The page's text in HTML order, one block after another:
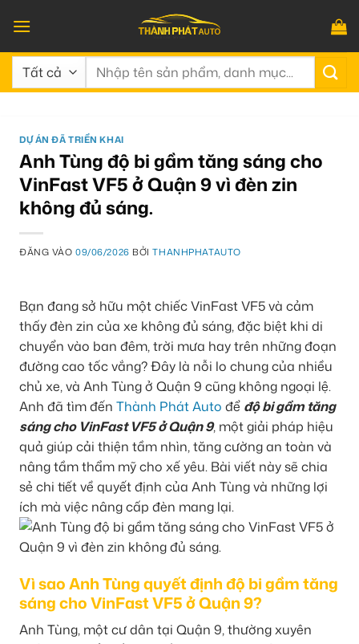
qua
nội
dung
Tìm
DỰ ÁN ĐÃ TRIỂN KHAI
Anh Tùng độ bi gầm tăng sáng cho
VinFast VF5 ở Quận 9 vì đèn zin
không đủ sáng.
ĐĂNG VÀO09/06/2026 BỞITHANHPHATAUTO
Bạn đang sở hữu một chiếc VinFast VF5 và cảm
thấy đèn zin của xe không đủ sáng, đặc biệt khi di
chuyển vào ban đêm, trời mưa hay trên những đoạn
đường cao tốc vắng? Đây là nỗi lo chung của nhiều
chủ xe, và Anh Tùng ở Quận 9 cũng không ngoại lệ.
Anh đã tìm đến Thành Phát Auto để độ bi gầm tăng
sáng cho VinFast VF5 ở Quận 9, một giải pháp hiệu
quả giúp cải thiện tầm nhìn, tăng cường an toàn và
nâng tầm thẩm mỹ cho xế yêu. Bài viết này sẽ chia
sẻ chi tiết về quyết định của Anh Tùng và những lợi
ích mà việc nâng cấp đèn mang lại.
Vì sao Anh Tùng quyết định độ bi gầm tăng
sáng cho VinFast VF5 ở Quận 9?
Anh Tùng, một cư dân tại Quận 9, thường xuyên